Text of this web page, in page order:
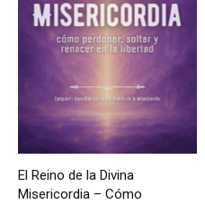
El Reino de la Divina
Misericordia – Cómo